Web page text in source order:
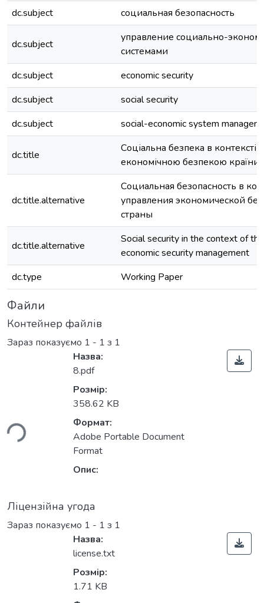
dc.subject
социальная безопасность
dc.subject
управление социально-
системами
dc.subject
economic security
dc.subject
social security
dc.subject
social-economic system
dc.title
Соціальна безпека в контексті
економічною безпекою країни
dc.title.alternative
Социальная безопасность в
управления экономической
страны
dc.title.alternative
Social security in the context of
economic security management
dc.type
Working Paper
Файли
Контейнер файлів
Зараз показуємо 1 - 1 з 1
Назва:
8.pdf
Розмір:
358.62 KB
Формат:
Adobe Portable Document
Format
Опис:
Ліцензійна угода
Зараз показуємо 1 - 1 з 1
Назва:
license.txt
Розмір:
1.71 KB